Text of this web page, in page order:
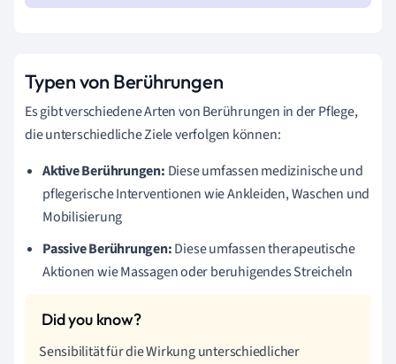
Typen von Berührungen
Es gibt verschiedene Arten von Berührungen in der Pflege,
die unterschiedliche Ziele verfolgen können:
Aktive Berührungen: Diese umfassen medizinische und
pflegerische Interventionen wie Ankleiden, Waschen und
Mobilisierung
Passive Berührungen:Diese umfassen therapeutische
Aktionen wie Massagen oder beruhigendes Streicheln
Sensibilität für die Wirkung unterschiedlicher